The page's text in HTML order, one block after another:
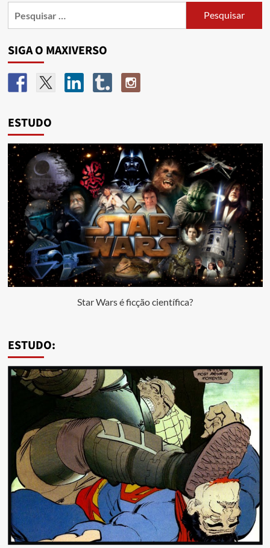
SIGA O MAXIVERSO
ESTUDO
Star Wars é ficção científica?
ESTUDO: